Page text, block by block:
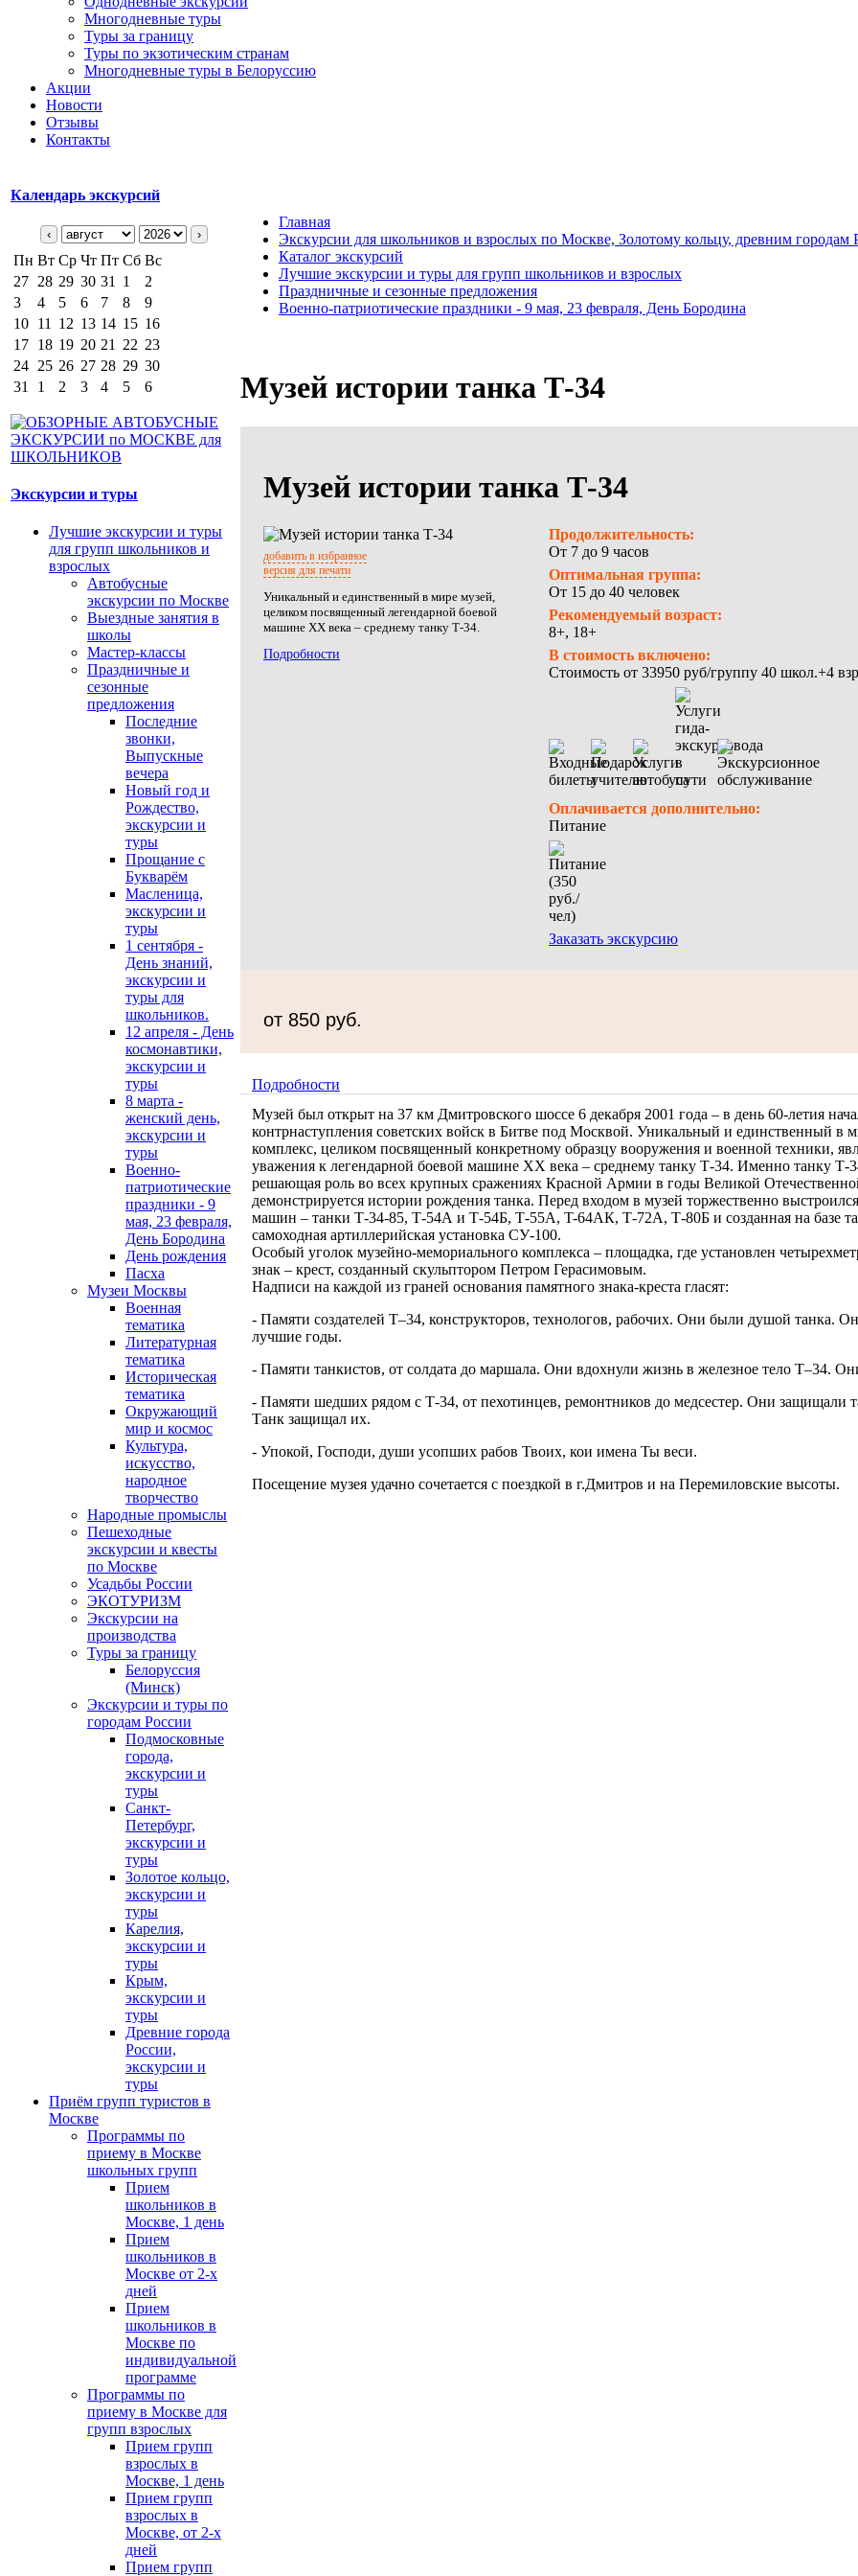
Многодневные туры
Туры за границу
Туры по экзотическим странам
Многодневные туры в Белоруссию
Акции
Новости
Отзывы
Контакты
Календарь экскурсий
‹ ›
Пн Вт Ср Чт Пт Сб Вс
27 28 29 30 31 1
2
3
4 5 6 7 8
9
10 11 12 13 14 15 16
17 18 19 20 21 22 23
24 25 26 27 28 29 30
31
1 2 3 4 5 6
Экскурсии и туры
Лучшие экскурсии и туры
для групп школьников и
взрослых
Автобусные
экскурсии по Москве
Выездные занятия в
школы
Мастер-классы
Праздничные и
сезонные
предложения
Последние
звонки,
Выпускные
вечера
Новый год и
Рождество,
экскурсии и
туры
Прощание с
Букварём
Масленица,
экскурсии и
туры
1 сентября -
День знаний,
экскурсии и
туры для
школьников.
12 апреля - День
космонавтики,
экскурсии и
туры
8 марта -
женский день,
экскурсии и
туры
Военно-
патриотические
праздники - 9
мая, 23 февраля,
День Бородина
День рождения
Пасха
Музеи Москвы
Военная
тематика
Литературная
тематика
Историческая
тематика
Окружающий
мир и космос
Культура,
искусство,
народное
творчество
Народные промыслы
Пешеходные
экскурсии и квесты
по Москве
Усадьбы России
ЭКОТУРИЗМ
Экскурсии на
производства
Туры за границу
Белоруссия
(Минск)
Экскурсии и туры по
городам России
Подмосковные
города,
экскурсии и
туры
Санкт-
Петербург,
экскурсии и
туры
Золотое кольцо,
экскурсии и
туры
Карелия,
экскурсии и
туры
Крым,
экскурсии и
туры
Древние города
России,
экскурсии и
туры
Приём групп туристов в
Москве
Программы по
приему в Москве
школьных групп
Прием
школьников в
Москве, 1 день
Прием
школьников в
Москве от 2-х
дней
Прием
школьников в
Москве по
индивидуальной
программе
Программы по
приему в Москве для
групп взрослых
Прием групп
взрослых в
Москве, 1 день
Прием групп
взрослых в
Москве, от 2-х
дней
Прием групп
Главная
Экскурсии для школьников и взрослых по Москве, Золотому кольцу, древним городам
Каталог экскурсий
Лучшие экскурсии и туры для групп школьников и взрослых
Праздничные и сезонные предложения
Военно-патриотические праздники - 9 мая, 23 февраля, День Бородина
Музей истории танка Т-34
Музей истории танка Т-34
добавить в избранное
версия для печати
Уникальный и единственный в мире музей,
целиком посвященный легендарной боевой
машине ХХ века – среднему танку Т-34.
Подробности
Продолжительность:
От 7 до 9 часов
Оптимальная группа:
От 15 до 40 человек
Рекомендуемый возраст:
8+, 18+
В стоимость включено:
Стоимость от 33950 руб/группу 40 школ.+4
Оплачивается дополнительно:
Питание
Заказать экскурсию
от 850 руб.
Подробности
Музей был открыт на 37 км Дмитровского шоссе 6 декабря 2001 года – в день 60-летия
контрнаступления советских войск в Битве под Москвой. Уникальный и единственный в
комплекс, целиком посвященный конкретному образцу вооружения и военной техники,
уважения к легендарной боевой машине ХХ века – среднему танку Т-34. Именно танку Т-
решающая роль во всех крупных сражениях Красной Армии в годы Великой
демонстрируется истории рождения танка. Перед входом в музей торжественно
машин – танки Т-34-85, Т-54А и Т-54Б, Т-55А, T-64АК, Т-72А, Т-80Б и созданная на базе
самоходная артиллерийская установка СУ-100.
Особый уголок музейно-мемориального комплекса – площадка, где установлен
знак – крест, созданный скульптором Петром Герасимовым.
Надписи на каждой из граней основания памятного знака-креста гласят:
- Памяти создателей Т–34, конструкторов, технологов, рабочих. Они были душой танка.
лучшие годы.
- Памяти танкистов, от солдата до маршала. Они вдохнули жизнь в железное тело Т–34.
- Памяти шедших рядом с Т-34, от пехотинцев, ремонтников до медсестер. Они защищали
Танк защищал их.
- Упокой, Господи, души усопших рабов Твоих, кои имена Ты веси.
Посещение музея удачно сочетается с поездкой в г.Дмитров и на Перемиловские высоты.